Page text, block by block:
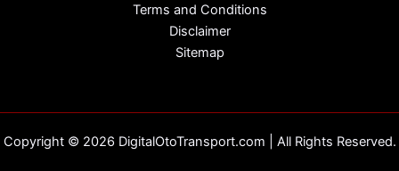
Terms and Conditions
Disclaimer
Sitemap
Copyright © 2026 DigitalOtoTransport.com | All Rights Reserved.